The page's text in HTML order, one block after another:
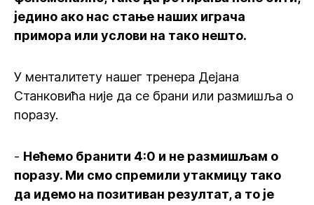
једино ако нас стање наших играча
примора или услови на тако нешто.
У менталитету нашег тренера Дејана
Станковића није да се брани или размишља о
поразу.
- Нећемо бранити 4:0 и не размишљам о
поразу. Ми смо спремили утакмицу тако
да идемо на позитиван резултат, а то је